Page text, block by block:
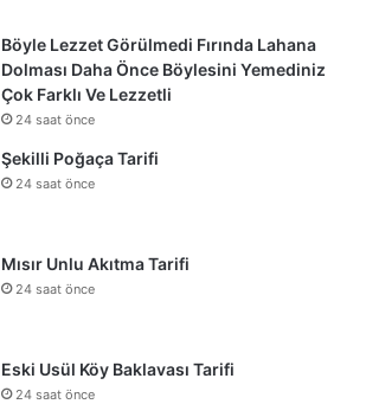
Böyle Lezzet Görülmedi Fırında Lahana
Dolması Daha Önce Böylesini Yemediniz
Çok Farklı Ve Lezzetli
24 saat önce
Şekilli Poğaça Tarifi
24 saat önce
Mısır Unlu Akıtma Tarifi
24 saat önce
Eski Usül Köy Baklavası Tarifi
24 saat önce